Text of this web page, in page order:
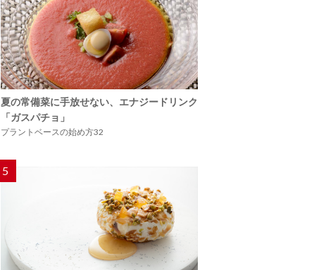
夏の常備菜に手放せない、エナジードリンク
「ガスパチョ」
プラントベースの始め方32
5